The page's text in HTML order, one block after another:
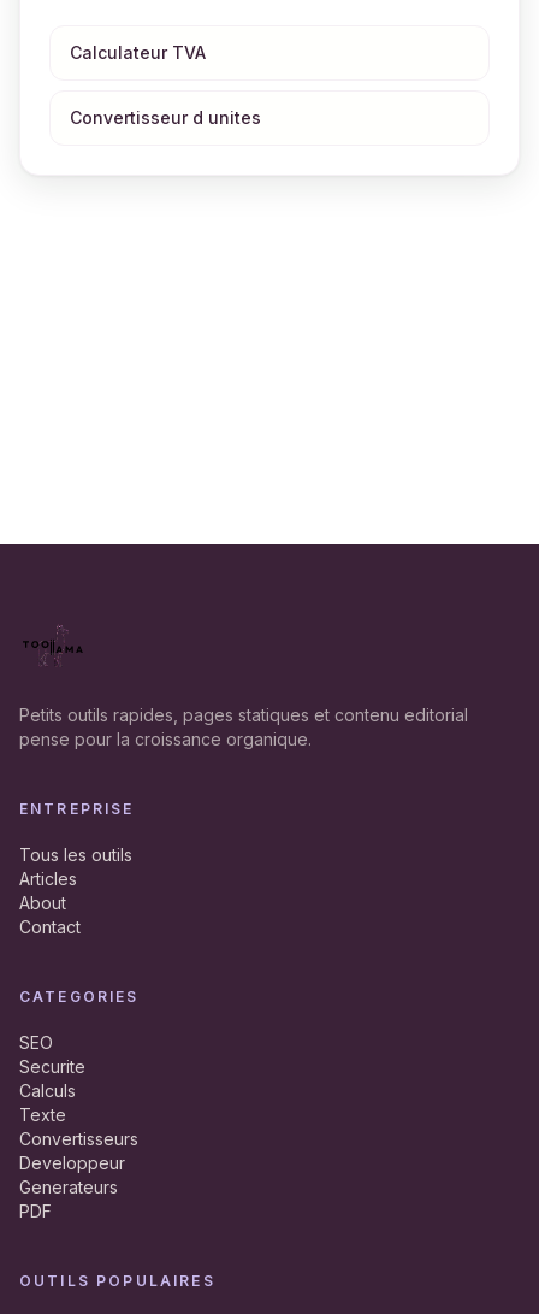
Calculateur TVA
Convertisseur d unites
Petits outils rapides, pages statiques et contenu editorial
pense pour la croissance organique.
ENTREPRISE
Tous les outils
Articles
About
Contact
CATEGORIES
SEO
Securite
Calculs
Texte
Convertisseurs
Developpeur
Generateurs
PDF
OUTILS POPULAIRES